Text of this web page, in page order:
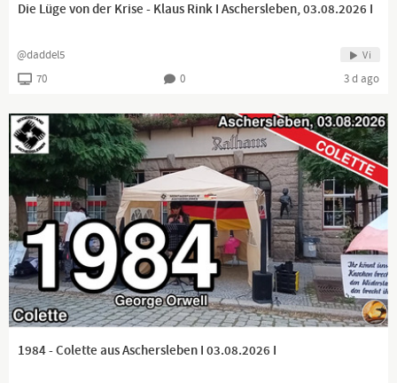
Die Lüge von der Krise - Klaus Rink I Aschersleben, 03.08.2026 I
@daddel5 Vi
70 0 3 d ago
1984 - Colette aus Aschersleben I 03.08.2026 I